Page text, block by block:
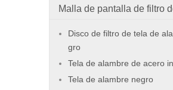
Malla de pantalla de filtro
Disco de filtro de tela de
gro
Tela de alambre de acero
Tela de alambre negro